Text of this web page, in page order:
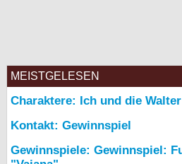
MEISTGELESEN
Charaktere: Ich und die
Kontakt: Gewinnspiel
Gewinnspiele: Gewinnspiel: